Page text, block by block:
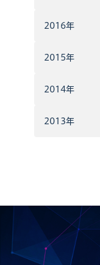
2016年
2015年
2014年
2013年